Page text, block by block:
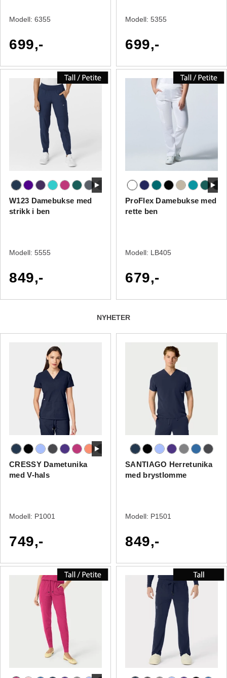
Modell: 6355
699,-
Modell: 5355
699,-
W123 Damebukse med
strikk i ben
Modell: 5555
849,-
ProFlex Damebukse med
rette ben
Modell: LB405
679,-
NYHETER
CRESSY Dametunika
med V-hals
Modell: P1001
749,-
SANTIAGO Herretunika
med brystlomme
Modell: P1501
849,-